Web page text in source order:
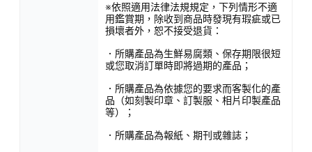
※依照適用法律法規規定，下列情形不適
用鑑賞期，除收到商品時發現有瑕疵或已
損壞者外，恕不接受退貨：
．所購產品為生鮮易腐類、保存期限很短
或您取消訂單時即將過期的產品；
．所購產品為依據您的要求而客製化的產
品（如刻製印章、訂製服、相片印製產品
等）；
．所購產品為報紙、期刊或雜誌；